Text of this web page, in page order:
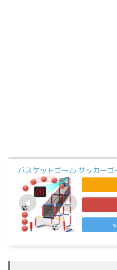
バスケットゴール サッカー